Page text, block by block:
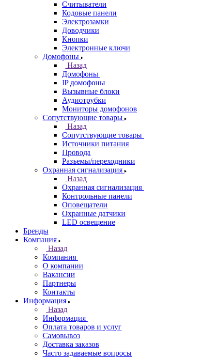
Считыватели
Кодовые панели
Электрозамки
Доводчики
Кнопки
Электронные ключи
Домофоны
Назад
Домофоны
IP домофоны
Вызывные блоки
Аудиотрубки
Мониторы домофонов
Сопутствующие товары
Назад
Сопутствующие товары
Источники питания
Провода
Разъемы/переходники
Охранная сигнализация
Назад
Охранная сигнализация
Контрольные панели
Оповещатели
Охранные датчики
LED освещение
Бренды
Компания
Назад
Компания
О компании
Вакансии
Партнеры
Контакты
Информация
Назад
Информация
Оплата товаров и услуг
Самовывоз
Доставка заказов
Часто задаваемые вопросы